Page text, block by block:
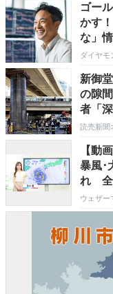
ゴー
かす
な」
ダイヤモ
新御
の隙
者「
読売新聞
【動
暴風･
れ 全
ウェザー